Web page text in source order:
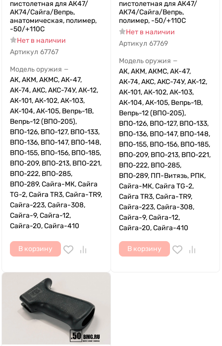
пистолетная для АК47/
АК74/Сайга/Вепрь,
анатомическая, полимер,
-50/+110С
Нет в наличии
Артикул 67767
Модель оружия —
АК, АКМ, АКМС, АК-47,
АК-74, АКС, АКС-74У, АК-12,
АК-101, АК-102, АК-103,
АК-104, АК-105, Вепрь-1В,
Вепрь-12 (ВПО-205),
ВПО-126, ВПО-127, ВПО-133,
ВПО-136, ВПО-147, ВПО-148,
ВПО-155, ВПО-156, ВПО-185,
ВПО-209, ВПО-213, ВПО-221,
ВПО-222, ВПО-285,
ВПО-289, Сайга-МК, Сайга
TG-2, Сайга TR3, Сайга-TR9,
Сайга-223, Сайга-308,
Сайга-9, Сайга-12,
Сайга-20, Сайга-410
В корзину
пистолетная для АК47/
АК74/Сайга/Вепрь,
полимер, -50/+110С
Нет в наличии
Артикул 67769
Модель оружия —
АК, АКМ, АКМС, АК-47,
АК-74, АКС, АКС-74У, АК-12,
АК-101, АК-102, АК-103,
АК-104, АК-105, Вепрь-1В,
Вепрь-12 (ВПО-205),
ВПО-126, ВПО-127, ВПО-133,
ВПО-136, ВПО-147, ВПО-148,
ВПО-155, ВПО-156, ВПО-185,
ВПО-209, ВПО-213, ВПО-221,
ВПО-222, ВПО-285,
ВПО-289, ПП-Витязь, РПК,
Сайга-МК, Сайга TG-2,
Сайга TR3, Сайга-TR9,
Сайга-223, Сайга-308,
Сайга-9, Сайга-12,
Сайга-20, Сайга-410
В корзину